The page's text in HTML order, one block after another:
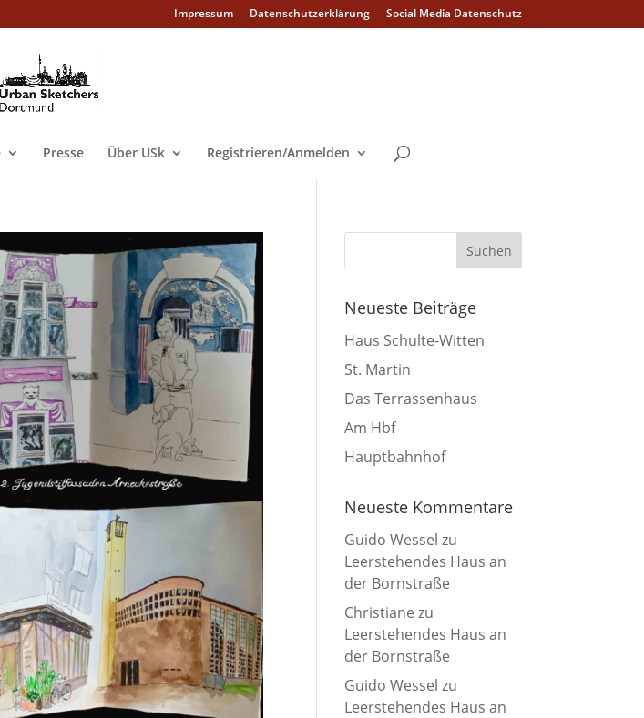
Impressum Datenschutzerklärung Social Media Datenschutz
Presse Über USk Registrieren/Anmelden
Neueste Beiträge
Haus Schulte-Witten
St. Martin
Das Terrassenhaus
Am Hbf
Hauptbahnhof
Neueste Kommentare
Guido Wessel zu
Leerstehendes Haus an
der Bornstraße
Christiane zu
Leerstehendes Haus an
der Bornstraße
Guido Wessel zu
Leerstehendes Haus an